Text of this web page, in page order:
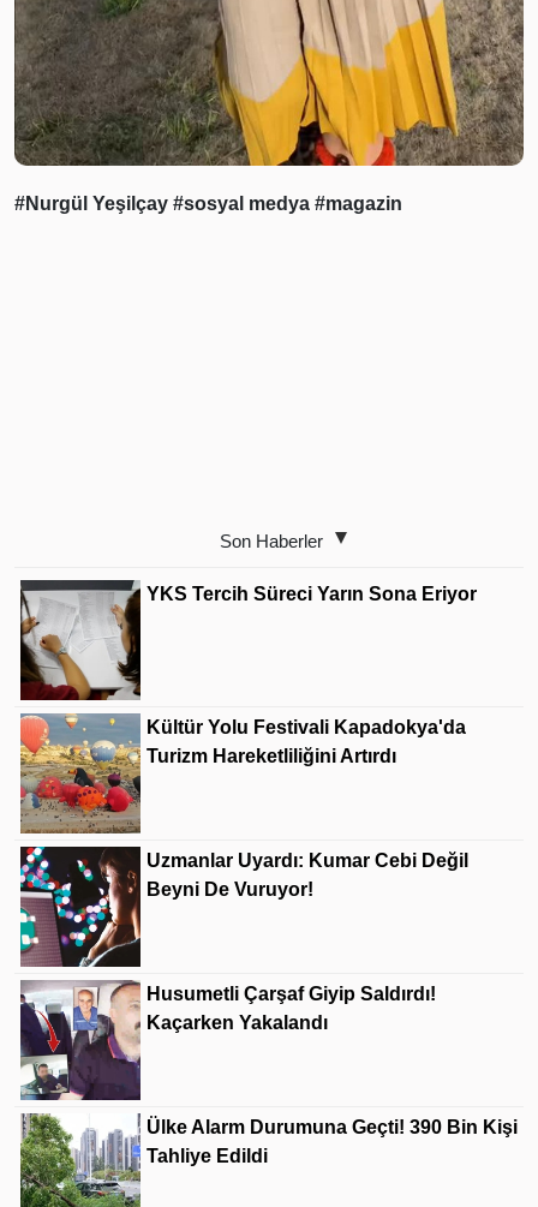
#Nurgül Yeşilçay #sosyal medya #magazin
Son Haberler
YKS Tercih Süreci Yarın Sona Eriyor
Kültür Yolu Festivali Kapadokya'da
Turizm Hareketliliğini Artırdı
Uzmanlar Uyardı: Kumar Cebi Değil
Beyni De Vuruyor!
Husumetli Çarşaf Giyip Saldırdı!
Kaçarken Yakalandı
Ülke Alarm Durumuna Geçti! 390 Bin Kişi
Tahliye Edildi